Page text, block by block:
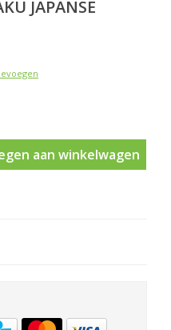
JAPANSE
aan winkelwagen